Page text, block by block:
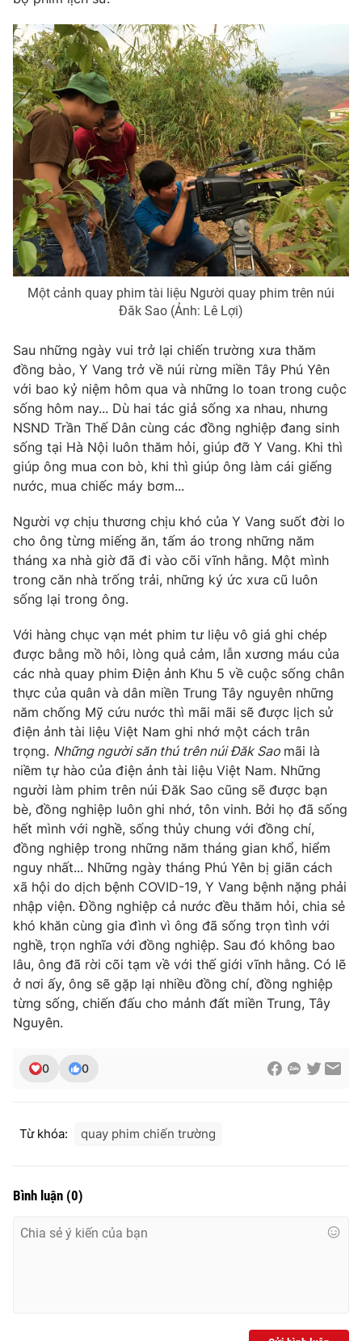
Một cảnh quay phim tài liệu Người quay phim trên núi
Đăk Sao (Ảnh: Lê Lợi)
Sau những ngày vui trở lại chiến trường xưa thăm
đồng bào, Y Vang trở về núi rừng miền Tây Phú Yên
với bao kỷ niệm hôm qua và những lo toan trong cuộc
sống hôm nay... Dù hai tác giả sống xa nhau, nhưng
NSND Trần Thế Dân cùng các đồng nghiệp đang sinh
sống tại Hà Nội luôn thăm hỏi, giúp đỡ Y Vang. Khi thì
giúp ông mua con bò, khi thì giúp ông làm cái giếng
nước, mua chiếc máy bơm...
Người vợ chịu thương chịu khó của Y Vang suốt đời lo
cho ông từng miếng ăn, tấm áo trong những năm
tháng xa nhà giờ đã đi vào cõi vĩnh hằng. Một mình
trong căn nhà trống trải, những ký ức xưa cũ luôn
sống lại trong ông.
Với hàng chục vạn mét phim tư liệu vô giá ghi chép
được bằng mồ hôi, lòng quả cảm, lẫn xương máu của
các nhà quay phim Điện ảnh Khu 5 về cuộc sống chân
thực của quân và dân miền Trung Tây nguyên những
năm chống Mỹ cứu nước thì mãi mãi sẽ được lịch sử
điện ảnh tài liệu Việt Nam ghi nhớ một cách trân
trọng. Những người săn thú trên núi Đăk Sao mãi là
niềm tự hào của điện ảnh tài liệu Việt Nam. Những
người làm phim trên núi Đăk Sao cũng sẽ được bạn
bè, đồng nghiệp luôn ghi nhớ, tôn vinh. Bởi họ đã sống
hết mình với nghề, sống thủy chung với đồng chí,
đồng nghiệp trong những năm tháng gian khổ, hiểm
nguy nhất... Những ngày tháng Phú Yên bị giãn cách
xã hội do dịch bệnh COVID-19, Y Vang bệnh nặng phải
nhập viện. Đồng nghiệp cả nước đều thăm hỏi, chia sẻ
khó khăn cùng gia đình vì ông đã sống trọn tình với
nghề, trọn nghĩa với đồng nghiệp. Sau đó không bao
lâu, ông đã rời cõi tạm về với thế giới vĩnh hằng. Có lẽ
ở nơi ấy, ông sẽ gặp lại nhiều đồng chí, đồng nghiệp
từng sống, chiến đấu cho mảnh đất miền Trung, Tây
Nguyên.
0 0
Từ khóa: quay phim chiến trường
Bình luận (0)